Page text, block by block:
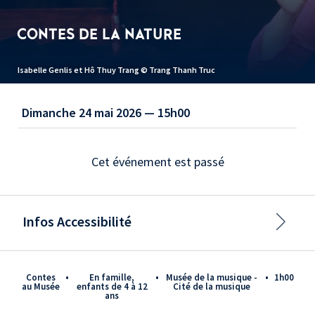
Isabelle Genlis et Hô Thuy Trang © Trang Thanh Truc
CONTES DE LA NATURE
Contes
au Musée
• En famille,
enfants de 4 à 12
ans
• Musée de la musique -
Cité de la musique
• 1h00
Dimanche 24 mai 2026 — 15h00
Cet événement est passé
Infos Accessibilité